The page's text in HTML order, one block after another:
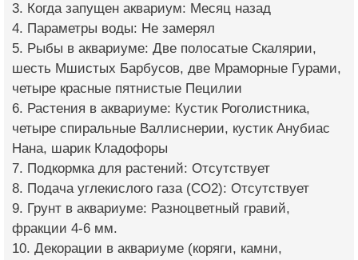
3. Когда запущен аквариум: Месяц назад
4. Параметры воды: Не замерял
5. Рыбы в аквариуме: Две полосатые Скалярии,
шесть Мшистых Барбусов, две Мраморные Гурами,
четыре красные пятнистые Пецилии
6. Растения в аквариуме: Кустик Роголистника,
четыре спиральные Валлиснерии, кустик Анубиас
Нана, шарик Кладофоры
7. Подкормка для растений: Отсутствует
8. Подача углекислого газа (CO2): Отсутствует
9. Грунт в аквариуме: Разноцветный гравий,
фракции 4-6 мм.
10. Декорации в аквариуме (коряги, камни,